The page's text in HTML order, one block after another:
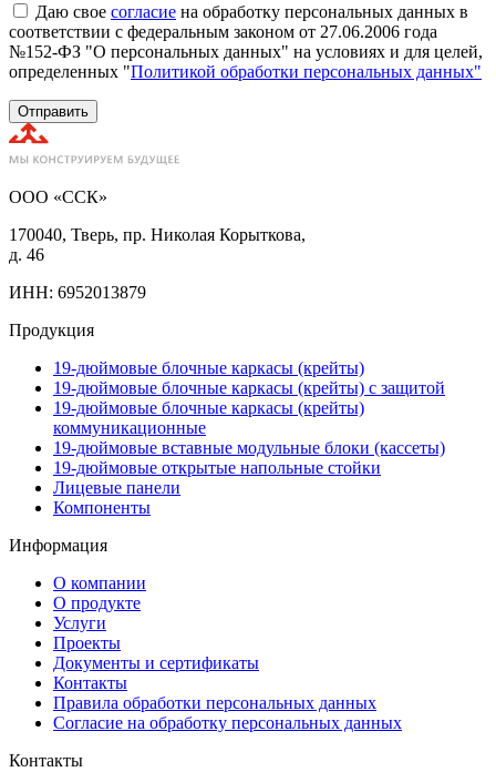
Даю свое согласие на обработку персональных данных в
соответствии с федеральным законом от 27.06.2006 года
№152-ФЗ "О персональных данных" на условиях и для целей,
определенных "Политикой обработки персональных данных"
Отправить
ООО «ССК»
170040, Тверь, пр. Николая Корыткова,
д. 46
ИНН: 6952013879
Продукция
19-дюймовые блочные каркасы (крейты)
19-дюймовые блочные каркасы (крейты) с защитой
19-дюймовые блочные каркасы (крейты)
коммуникационные
19-дюймовые вставные модульные блоки (кассеты)
19-дюймовые открытые напольные стойки
Лицевые панели
Компоненты
Информация
О компании
О продукте
Услуги
Проекты
Документы и сертификаты
Контакты
Правила обработки персональных данных
Согласие на обработку персональных данных
Контакты